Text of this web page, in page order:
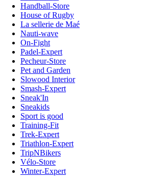
Handball-Store
House of Rugby
La sellerie de Maé
Nauti-wave
On-Fight
Padel-Expert
Pecheur-Store
Pet and Garden
Slowood Interior
Smash-Expert
Sneak'In
Sneakids
Sport is good
Training-Fit
Trek-Expert
Triathlon-Expert
TripNBikers
Vélo-Store
Winter-Expert